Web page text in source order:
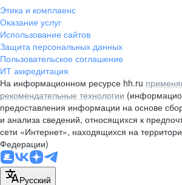
Этика и комплаенс
Оказание услуг
Использование сайтов
Защита персональных данных
Пользовательское соглашение
ИТ аккредитация
На информационном ресурсе hh.ru
рекомендательные технологии
предоставления информации на основе
и анализа сведений, относящихся к
сети «Интернет», находящихся на
Федерации)
Русский